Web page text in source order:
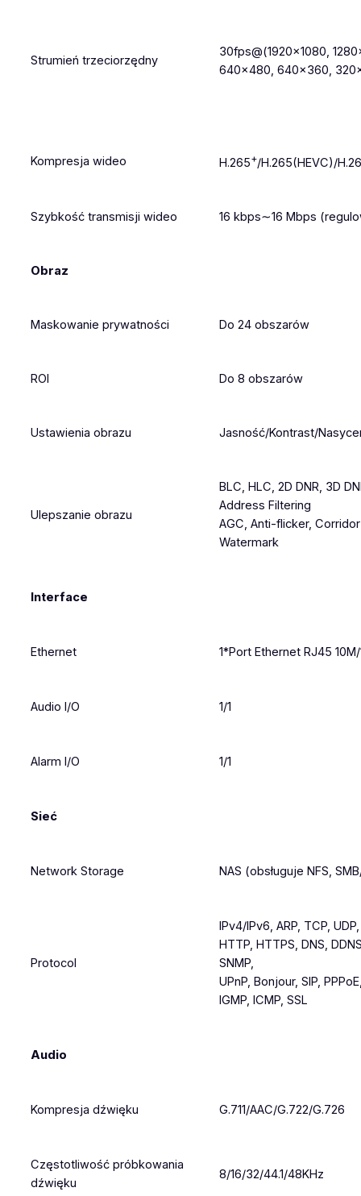
Strumień trzeciorzędny
30fps@(1920×1080,
640×480, 640×360,
Kompresja wideo H.265+/H.265(HEVC)/
Szybkość transmisji wideo 16 kbps∼16 Mbps
Obraz
Maskowanie prywatności Do 24 obszarów
ROI Do 8 obszarów
Ustawienia obrazu Jasność/Kontrast/
Ulepszanie obrazu
BLC, HLC, 2D DNR, 3D
Address Filtering
AGC, Anti-flicker,
Watermark
Interface
Ethernet 1*Port Ethernet RJ45
Audio I/O 1/1
Alarm I/O 1/1
Sieć
Network Storage NAS (obsługuje NFS,
Protocol
IPv4/IPv6, ARP, TCP,
HTTP, HTTPS, DNS,
SNMP,
UPnP, Bonjour, SIP,
IGMP, ICMP, SSL
Audio
Kompresja dźwięku G.711/AAC/G.722/G.726
Częstotliwość próbkowania
dźwięku
8/16/32/44.1/48KHz